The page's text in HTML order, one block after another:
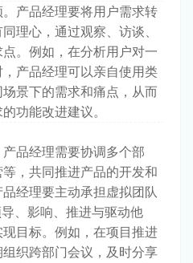
产品经理要将用户需求转
理心，通过观察、访谈、
。例如，在分析用户对一
产品经理可以亲自使用类
景下的需求和痛点，从而
功能改进建议。
品经理需要协调多个部
，共同推进产品的开发和
经理要主动承担虚拟团队
、影响、推进与驱动他
目标。例如，在项目推进
织跨部门会议，及时分享